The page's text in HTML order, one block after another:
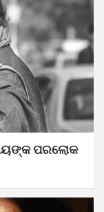
ପରଲୋକ